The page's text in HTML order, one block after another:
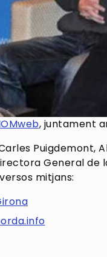
, juntament
Puigdemont,
General de
mitjans: